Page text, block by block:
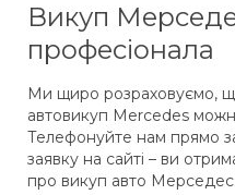
Викуп
професіонала
Ми щиро розраховуємо,
автовикуп Mercedes
Телефонуйте нам прямо
заявку на сайті – ви
про викуп авто Мерседес.